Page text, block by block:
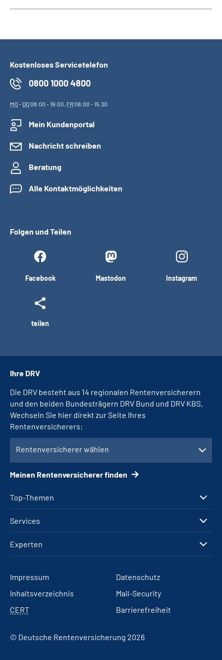
Kostenloses Servicetelefon
0800 1000 4800
MO- DO08:00 - 19:00, FR08:00 - 15:30
Mein Kundenportal
Nachricht schreiben
Beratung
Alle Kontaktmöglichkeiten
Folgen und Teilen
Facebook Mastodon Instagram
teilen
Top-Themen
Services
Experten
Ihre DRV
Die DRV besteht aus 14 regionalen Rentenversicherern
und den beiden Bundesträgern DRV Bund und DRV KBS.
Wechseln Sie hier direkt zur Seite Ihres
Rentenversicherers:
Rentenversicherer wählen
Meinen Rentenversicherer finden
Impressum
Datenschutz
Inhaltsverzeichnis
Mail-Security
CERT
Barrierefreiheit
© Deutsche Rentenversicherung 2026